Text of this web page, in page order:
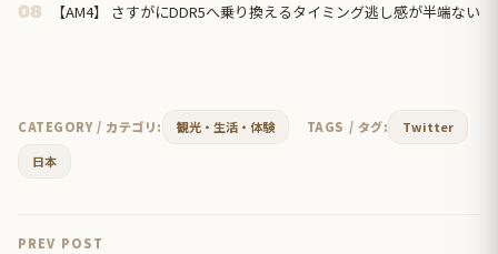
08 【AM4】 さすがにDDR5へ乗り換えるタイミング逃し感が半端ない
CATEGORY / カテゴリ: 観光・生活・体験 TAGS / タグ:
Twitter
日本
PREV POST